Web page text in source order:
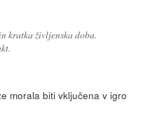
kratka življenska doba.
morala biti vključena v igro